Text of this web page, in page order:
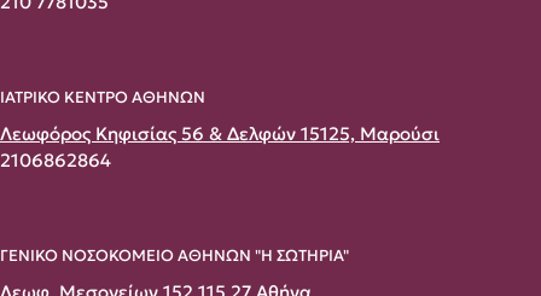
ΙΑΤΡΙΚΟ ΚΕΝΤΡΟ ΑΘΗΝΩΝ
Λεωφόρος Κηφισίας 56 & Δελφών 15125, Μαρούσι
2106862864
ΓΕΝΙΚΟ ΝΟΣΟΚΟΜΕΙΟ ΑΘΗΝΩΝ "Η ΣΩΤΗΡΙΑ"